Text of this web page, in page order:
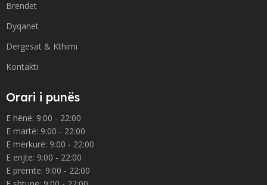
Brendet
Dyqanet
Dergesat & Kthimi
Kontakti
Orari i punës
E hënë: 9:00 - 22:00
E martë: 9:00 - 22:00
E mërkurë: 9:00 - 22:00
E enjte: 9:00 - 22:00
E premte: 9:00 - 22:00